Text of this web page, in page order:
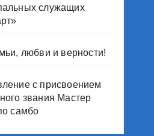
служащих
любви и верности!
с присвоением
звания Мастер
самбо